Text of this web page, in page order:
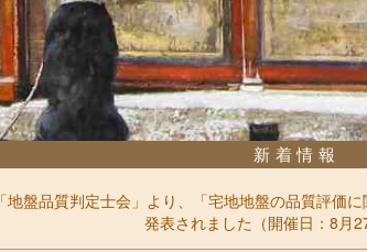
新着情報
「地盤品質判定士会」より、「宅地地盤の品質評価
発表されました（開催日：8月